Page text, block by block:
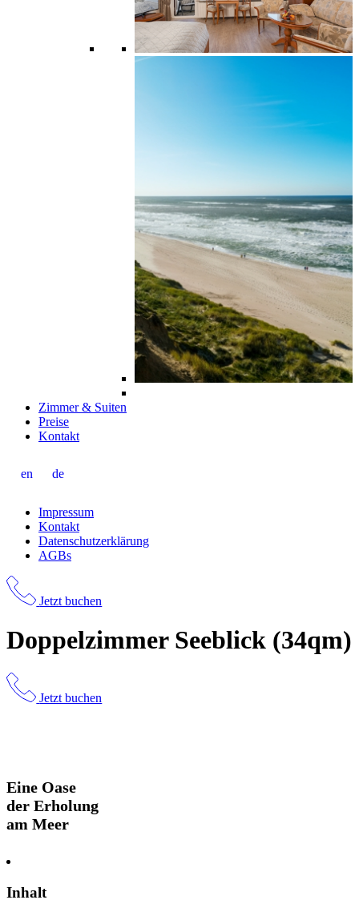
Zimmer & Suiten
Preise
Kontakt
en de
Impressum
Kontakt
Datenschutzerklärung
AGBs
Jetzt buchen
Doppelzimmer Seeblick (34qm)
Jetzt buchen
Eine Oase
der Erholung
am Meer
Inhalt